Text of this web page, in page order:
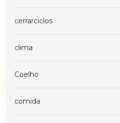
cerrarciclos
clima
Coelho
comida